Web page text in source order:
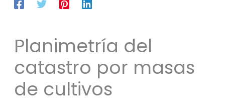
Planimetría del
catastro por masas
de cultivos